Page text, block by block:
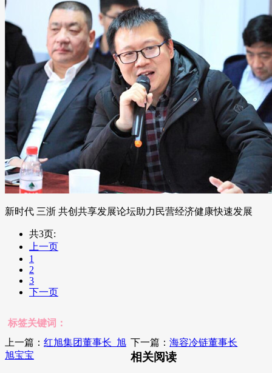
新时代 三浙 共创共享发展论坛助力民营经济健康快速发展
共3页:
上一页
1
2
3
下一页
标签关键词：
上一篇： 红旭集团董事长_旭
旭宝宝
下一篇：海容冷链董事长
相关阅读